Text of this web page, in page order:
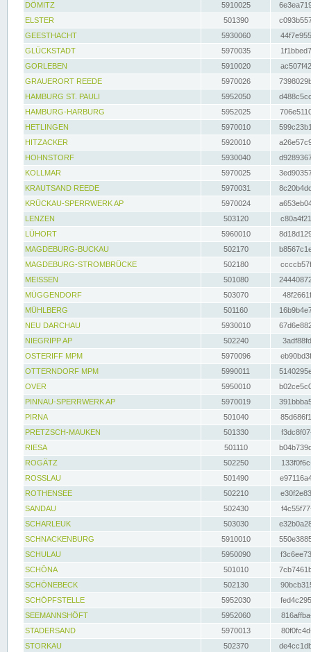
DÖMITZ
5910025
ELSTER
501390
GEESTHACHT
5930060
GLÜCKSTADT
5970035
GORLEBEN
5910020
GRAUERORT REEDE
5970026
HAMBURG ST. PAULI
5952050
HAMBURG-HARBURG
5952025
HETLINGEN
5970010
HITZACKER
5920010
HOHNSTORF
5930040
KOLLMAR
5970025
KRAUTSAND REEDE
5970031
KRÜCKAU-SPERRWERK AP
5970024
LENZEN
503120
LÜHORT
5960010
MAGDEBURG-BUCKAU
502170
MAGDEBURG-STROMBRÜCKE
502180
MEISSEN
501080
MÜGGENDORF
503070
MÜHLBERG
501160
NEU DARCHAU
5930010
NIEGRIPP AP
502240
OSTERIFF MPM
5970096
OTTERNDORF MPM
5990011
OVER
5950010
PINNAU-SPERRWERK AP
5970019
PIRNA
501040
PRETZSCH-MAUKEN
501330
RIESA
501110
ROGÄTZ
502250
ROSSLAU
501490
ROTHENSEE
502210
SANDAU
502430
SCHARLEUK
503030
SCHNACKENBURG
5910010
SCHULAU
5950090
SCHÖNA
501010
SCHÖNEBECK
502130
SCHÖPFSTELLE
5952030
SEEMANNSHÖFT
5952060
STADERSAND
5970013
STORKAU
502370